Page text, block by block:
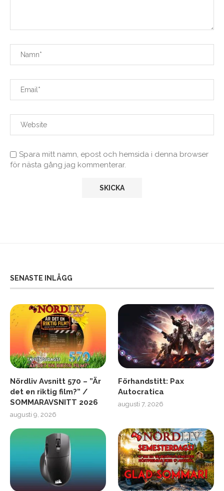
Spara mitt namn, epost och hemsida i denna browser
för nästa gång jag kommenterar.
SENASTE INLÄGG
Nördliv Avsnitt 570 – ”Är
det en riktig film?” /
SOMMARAVSNITT 2026
augusti 9, 2026
Förhandstitt: Pax
Autocratica
augusti 7, 2026